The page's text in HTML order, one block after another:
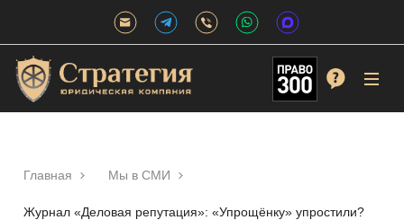
Главная Мы в СМИ
Журнал «Деловая репутация»: «Упрощёнку» упростили?